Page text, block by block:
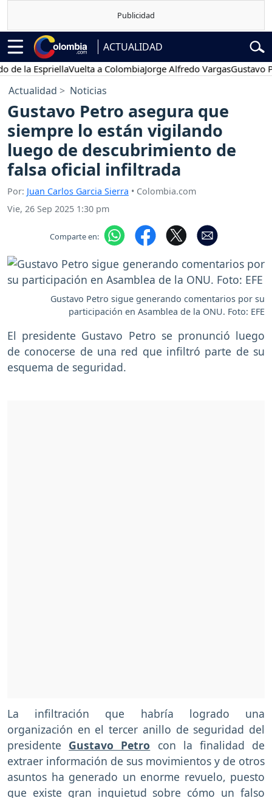
ACTUALIDAD
EspriellaVuelta a ColombiaJorge Alfredo VargasGustavo Petro
Actualidad Noticias
Gustavo Petro asegura que
siempre lo están vigilando
luego de descubrimiento de
falsa oficial infiltrada
Por: Juan Carlos Garcia Sierra • Colombia.com
Vie, 26 Sep 2025 1:30 pm
Comparte en:
Gustavo Petro sigue generando comentarios por su
participación en Asamblea de la ONU. Foto: EFE
El presidente Gustavo Petro se pronunció luego
de conocerse de una red que infiltró parte de su
esquema de seguridad.
La infiltración que habría logrado una
organización en el tercer anillo de seguridad del
presidente Gustavo Petro con la finalidad de
extraer información de sus movimientos y de otros
asuntos ha generado un enorme revuelo, puesto
que existe gran inquietud sobre cómo un falso